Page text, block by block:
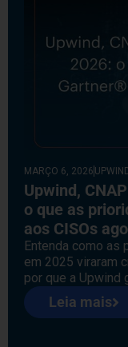
MARÇO 6, 2026
Upwind,
o que as
aos CISOs
Entenda como as
em 2025 viraram
por que a Upwind
Leia mais